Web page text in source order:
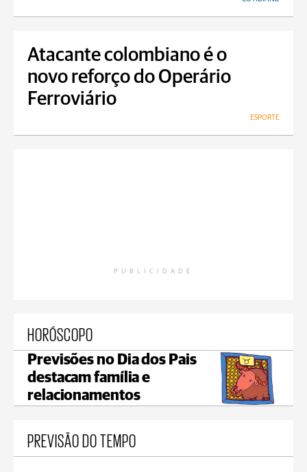
Atacante colombiano é o
novo reforço do Operário
Ferroviário
ESPORTE
PUBLICIDADE
HORÓSCOPO
Previsões no Dia dos Pais
destacam família e
relacionamentos
PREVISÃO DO TEMPO